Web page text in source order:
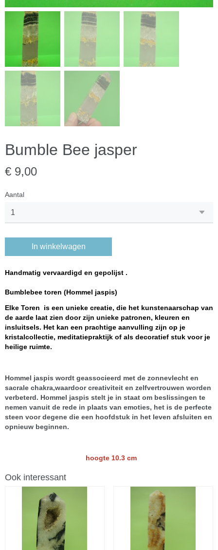
Bumble Bee jasper
€ 9,00
Aantal
In winkelwagen
Handmatig vervaardigd en gepolijst .
Bumblebee toren (Hommel jaspis)
Elke Toren is een unieke creatie, die het kunstenaarschap van
de aarde laat zien door zijn unieke patronen, kleuren en
insluitsels. Het kan een prachtige aanvulling zijn op je
kristalcollectie, meditatiepraktijk of als decoratief stuk voor je
heilige ruimte.
Hommel jaspis wordt geassocieerd met de zonnevlecht en
sacrale chakra,waardoor creativiteit en zelfvertrouwen worden
verbeterd. Hommel jaspis stelt je in staat om beslissingen te
nemen vanuit de rede in plaats van emoties, het is de perfecte
steen voor degene die een hoofdstuk in het leven afsluiten en
opnieuw beginnen.
hoogte 10.3 cm
Ook interessant